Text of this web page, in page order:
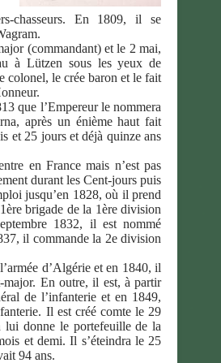
chasseurs. En 1809, il se
(commandant) et le 2 mai,
à Lützen sous les yeux de
colonel, le crée baron et le fait
que l’Empereur le nommera
après un énième haut fait
et 25 jours et déjà quinze ans
en France mais n’est pas
durant les Cent-jours puis
jusqu’en 1828, où il prend
brigade de la 1ère division
1832, il est nommé
il commande la 2e division
d’Algérie et en 1840, il
major. En outre, il est, à partir
de l’infanterie et en 1849,
Il est créé comte le 29
donne le portefeuille de la
et demi. Il s’éteindra le 25
94 ans.